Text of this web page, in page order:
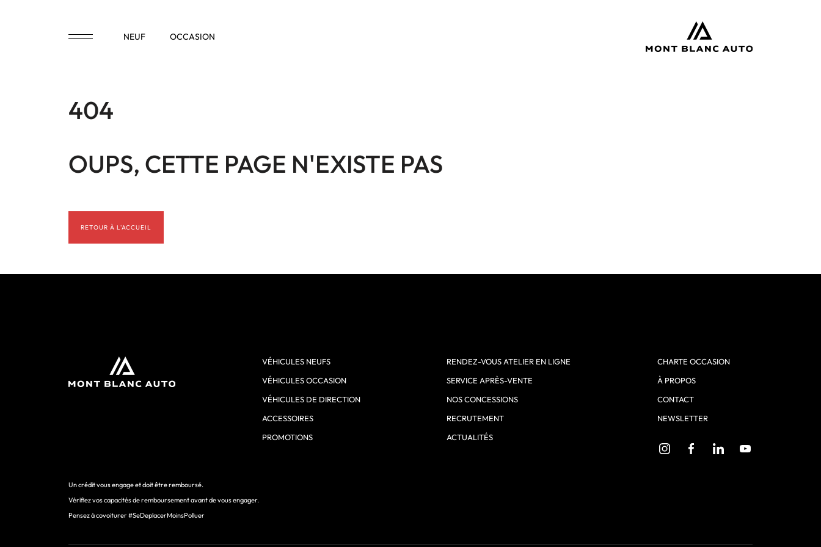
NEUFS
OCCASION
VÉHICULES
DIRECTION
CASH
NOS
CONCESSIONS
NEUF OCCASION
404
OUPS, CETTE PAGE N'EXISTE PAS
RETOUR À L'ACCUEIL
VÉHICULES NEUFS
VÉHICULES OCCASION
VÉHICULES DE DIRECTION
ACCESSOIRES
PROMOTIONS
RENDEZ-VOUS ATELIER EN LIGNE
SERVICE APRÈS-VENTE
NOS CONCESSIONS
RECRUTEMENT
ACTUALITÉS
CHARTE OCCASION
À PROPOS
CONTACT
NEWSLETTER
Un crédit vous engage et doit être remboursé.
Vérifiez vos capacités de remboursement avant de vous engager.
Pensez à covoiturer #SeDeplacerMoinsPolluer